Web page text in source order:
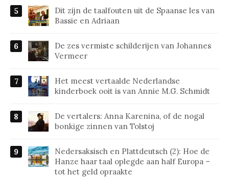
Dit zijn de taalfouten uit de Spaanse les van
Bassie en Adriaan
De zes vermiste schilderijen van Johannes
Vermeer
Het meest vertaalde Nederlandse
kinderboek ooit is van Annie M.G. Schmidt
De vertalers: Anna Karenina, of de nogal
bonkige zinnen van Tolstoj
Nedersaksisch en Plattdeutsch (2): Hoe de
Hanze haar taal oplegde aan half Europa –
tot het geld opraakte